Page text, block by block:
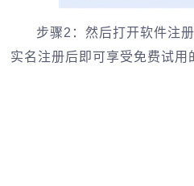
步骤2：然后打开软件注
实名注册后即可享受免费试用